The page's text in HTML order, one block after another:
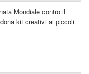
Mondiale contro il
kit creativi ai piccoli